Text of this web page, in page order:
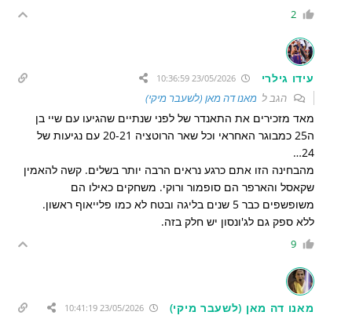
2
עידו גילרי 23/05/2026 10:36:59
הגב למאנו דה מאן (לשעבר מיקי)
מאד מזכירים את התאנדר של לפני שנתיים שהגיעו עם שיי בן
ה25 כמבוגר האחראי וכל שאר הרוטציה 20-21 עם נגיעות של
24…
מהבחינה הזו אתם כרגע נראים הרבה יותר בשלים. קשה להאמין
שקאסל והארפר הם סופמור ורוקי. משחקים כאילו הם
משופשפים כבר 5 שנים בליגה ובטח לא כמו פלייאוף ראשון.
ללא ספק גם לג'ונסון יש חלק בזה.
9
מאנו דה מאן (לשעבר מיקי) 23/05/2026 10:41:19